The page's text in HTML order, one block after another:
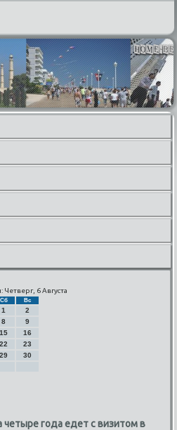
Четверг, 6 Августа
Сб Вс
1
2
8
9
15
16
22
23
29
30
четыре года едет с визитом в